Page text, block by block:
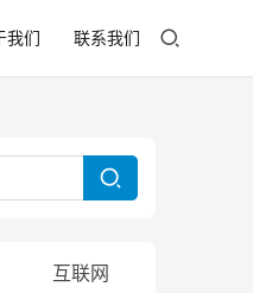
我们 联系我们
互联网